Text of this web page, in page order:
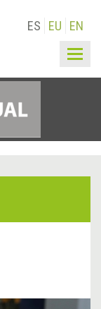
ES EU EN